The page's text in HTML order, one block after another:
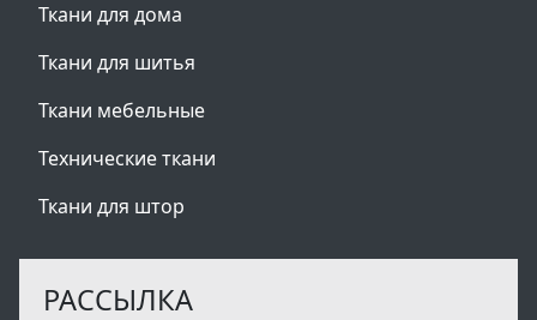
Ткани для дома
Ткани для шитья
Ткани мебельные
Технические ткани
Ткани для штор
РАССЫЛКА